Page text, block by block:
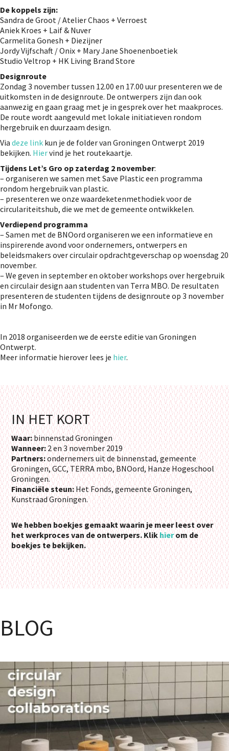
De koppels zijn:
Sandra de Groot / Atelier Chaos + Verroest
Aniek Kroes + Laif & Nuver
Carmelita Gonesh + Diezijner
Jordy Vijfschaft / Onix + Mary Jane Shoenenboetiek
Studio Veltrop + HK Living Brand Store
Designroute
Zondag 3 november tussen 12.00 en 17.00 uur presenteren we de
uitkomsten in de designroute. De ontwerpers zijn dan ook
aanwezig en gaan graag met je in gesprek over het maakproces.
De route wordt aangevuld met lokale initiatieven rondom
hergebruik en duurzaam design.
Via deze link kun je de folder van Groningen Ontwerpt 2019
bekijken. Hiervind je het routekaartje.
Tijdens Let’s Gro op zaterdag 2 november:
– organiseren we samen met Save Plastic een programma
rondom hergebruik van plastic.
– presenteren we onze waardeketenmethodiek voor de
circulariteitshub, die we met de gemeente ontwikkelen.
Verdiepend programma
– Samen met de BNOord organiseren we een informatieve en
inspirerende avond voor ondernemers, ontwerpers en
beleidsmakers over circulair opdrachtgeverschap op woensdag 20
november.
– We geven in september en oktober workshops over hergebruik
en circulair design aan studenten van Terra MBO. De resultaten
presenteren de studenten tijdens de designroute op 3 november
in Mr Mofongo.
In 2018 organiseerden we de eerste editie van Groningen
Ontwerpt.
Meer informatie hierover lees je hier.
IN HET KORT
Waar:binnenstad Groningen
Wanneer:2 en 3 november 2019
Partners:ondernemers uit de binnenstad, gemeente
Groningen, GCC, TERRA mbo, BNOord, Hanze Hogeschool
Groningen.
Financiële steun:Het Fonds, gemeente Groningen,
Kunstraad Groningen.
We hebben boekjes gemaakt waarin je meer leest over
het werkproces van de ontwerpers. Klikhierom de
boekjes te bekijken.
BLOG